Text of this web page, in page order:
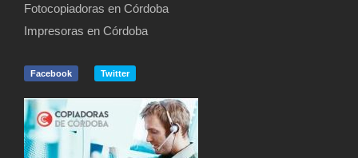
Fotocopiadoras en Córdoba
Impresoras en Córdoba
Facebook Twitter